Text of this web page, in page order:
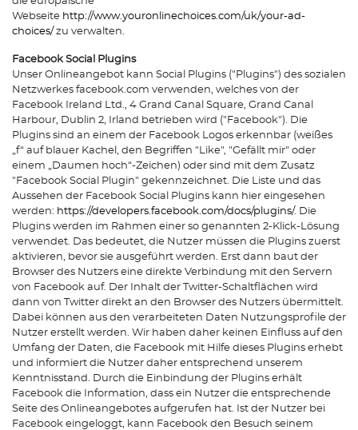
Webseite http://www.youronlinechoices.com/uk/your-ad-
choices/ zu verwalten.
Facebook Social Plugins
Unser Onlineangebot kann Social Plugins ("Plugins") des sozialen
Netzwerkes facebook.com verwenden, welches von der
Facebook Ireland Ltd., 4 Grand Canal Square, Grand Canal
Harbour, Dublin 2, Irland betrieben wird ("Facebook"). Die
Plugins sind an einem der Facebook Logos erkennbar (weißes
„f“ auf blauer Kachel, den Begriffen "Like", "Gefällt mir" oder
einem „Daumen hoch“-Zeichen) oder sind mit dem Zusatz
"Facebook Social Plugin" gekennzeichnet. Die Liste und das
Aussehen der Facebook Social Plugins kann hier eingesehen
werden: https://developers.facebook.com/docs/plugins/. Die
Plugins werden im Rahmen einer so genannten 2-Klick-Lösung
verwendet. Das bedeutet, die Nutzer müssen die Plugins zuerst
aktivieren, bevor sie ausgeführt werden. Erst dann baut der
Browser des Nutzers eine direkte Verbindung mit den Servern
von Facebook auf. Der Inhalt der Twitter-Schaltflächen wird
dann von Twitter direkt an den Browser des Nutzers übermittelt.
Dabei können aus den verarbeiteten Daten Nutzungsprofile der
Nutzer erstellt werden. Wir haben daher keinen Einfluss auf den
Umfang der Daten, die Facebook mit Hilfe dieses Plugins erhebt
und informiert die Nutzer daher entsprechend unserem
Kenntnisstand. Durch die Einbindung der Plugins erhält
Facebook die Information, dass ein Nutzer die entsprechende
Seite des Onlineangebotes aufgerufen hat. Ist der Nutzer bei
Facebook eingeloggt, kann Facebook den Besuch seinem